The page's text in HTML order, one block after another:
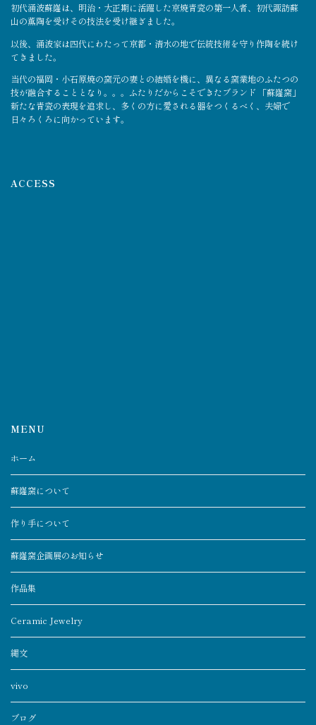
初代涌波蘇嶐は、明治・大正期に活躍した京焼青瓷の第一人者、初代諏訪蘇
山の薫陶を受けその技法を受け継ぎました。
以後、涌波家は四代にわたって京都・清水の地で伝統技術を守り作陶を続け
てきました。
当代の福岡・小石原焼の窯元の妻との結婚を機に、異なる窯業地のふたつの
技が融合することとなり。。。ふたりだからこそできたブランド 「蘇嶐窯」
新たな青瓷の表現を追求し、多くの方に愛される器をつくるべく、夫婦で
日々ろくろに向かっています。
ACCESS
MENU
ホーム
蘇嶐窯について
作り手について
蘇嶐窯企画展のお知らせ
作品集
Ceramic Jewelry
縄文
vivo
ブログ